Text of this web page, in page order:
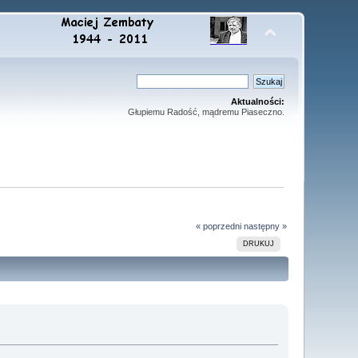
Aktualności:
Głupiemu Radość, mądremu Piaseczno.
« poprzedni następny »
DRUKUJ